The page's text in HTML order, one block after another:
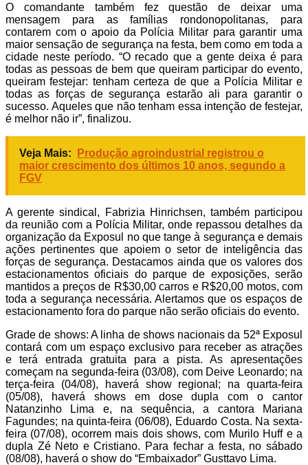
O comandante também fez questão de deixar uma
mensagem para as famílias rondonopolitanas, para
contarem com o apoio da Polícia Militar para garantir uma
maior sensação de segurança na festa, bem como em toda a
cidade neste período. “O recado que a gente deixa é para
todas as pessoas de bem que queiram participar do evento,
queiram festejar: tenham certeza de que a Polícia Militar e
todas as forças de segurança estarão ali para garantir o
sucesso. Aqueles que não tenham essa intenção de festejar,
é melhor não ir”, finalizou.
Veja Mais:
Produção agroindustrial registrou o
maior crescimento dos últimos 10 anos, segundo a
FGV
A gerente sindical, Fabrizia Hinrichsen, também participou
da reunião com a Polícia Militar, onde repassou detalhes da
organização da Exposul no que tange à segurança e demais
ações pertinentes que apoiem o setor de inteligência das
forças de segurança. Destacamos ainda que os valores dos
estacionamentos oficiais do parque de exposições, serão
mantidos a preços de R$30,00 carros e R$20,00 motos, com
toda a segurança necessária. Alertamos que os espaços de
estacionamento fora do parque não serão oficiais do evento.
Grade de shows: A linha de shows nacionais da 52ª Exposul
contará com um espaço exclusivo para receber as atrações
e terá entrada gratuita para a pista. As apresentações
começam na segunda-feira (03/08), com Deive Leonardo; na
terça-feira (04/08), haverá show regional; na quarta-feira
(05/08), haverá shows em dose dupla com o cantor
Natanzinho Lima e, na sequência, a cantora Mariana
Fagundes; na quinta-feira (06/08), Eduardo Costa. Na sexta-
feira (07/08), ocorrem mais dois shows, com Murilo Huff e a
dupla Zé Neto e Cristiano. Para fechar a festa, no sábado
(08/08), haverá o show do “Embaixador” Gusttavo Lima.